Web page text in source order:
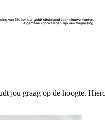
jou graag op de hoogte.